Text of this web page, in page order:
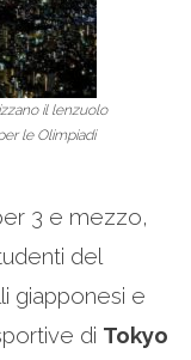
il lenzuolo
le Olimpiadi
3 e mezzo,
del
giapponesi e
di Tokyo